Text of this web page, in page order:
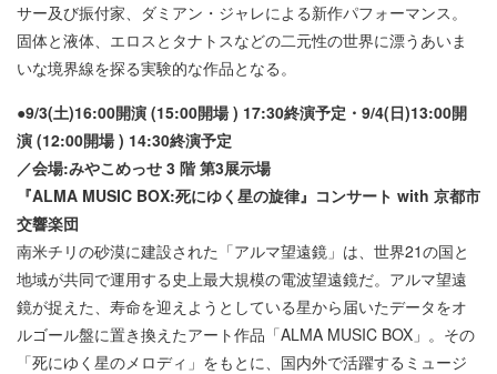
サー及び振付家、ダミアン・ジャレによる新作パフォーマンス。
固体と液体、エロスとタナトスなどの二元性の世界に漂うあいま
いな境界線を探る実験的な作品となる。
●9/3(土)16:00開演 (15:00開場 ) 17:30終演予定・9/4(日)13:00開
演 (12:00開場 ) 14:30終演予定
／会場:みやこめっせ 3 階 第3展示場
『ALMA MUSIC BOX:死にゆく星の旋律』コンサート with 京都市
交響楽団
南米チリの砂漠に建設された「アルマ望遠鏡」は、世界21の国と
地域が共同で運用する史上最大規模の電波望遠鏡だ。アルマ望遠
鏡が捉えた、寿命を迎えようとしている星から届いたデータをオ
ルゴール盤に置き換えたアート作品「ALMA MUSIC BOX」。その
「死にゆく星のメロディ」をもとに、国内外で活躍するミュージ